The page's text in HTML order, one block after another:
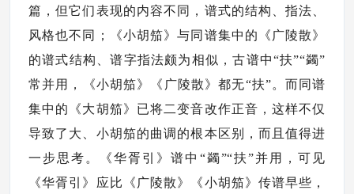
篇，但它们表现的内容不同，谱式的结构、指法、
风格也不同；《小胡笳》与同谱集中的《广陵散》
的谱式结构、谱字指法颇为相似，古谱中“扶”“蠲”
常并用，《小胡笳》《广陵散》都无“扶”。而同谱
集中的《大胡笳》已将二变音改作正音，这样不仅
导致了大、小胡笳的曲调的根本区别，而且值得进
一步思考。《华胥引》谱中“蠲”“扶”并用，可见
《华胥引》应比《广陵散》《小胡笳》传谱早些，